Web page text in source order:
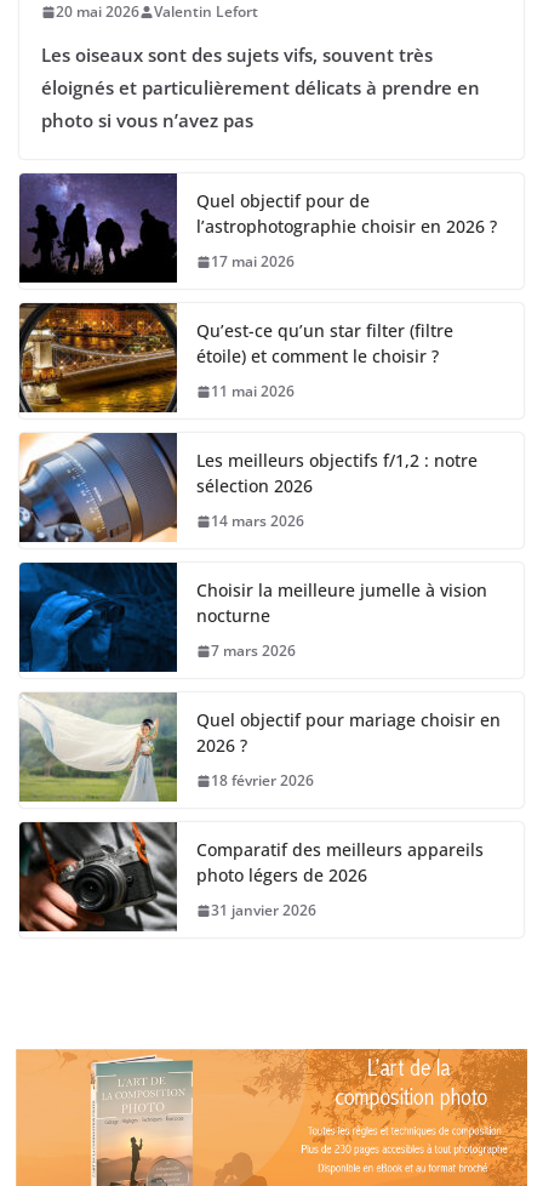
20 mai 2026 Valentin Lefort
Les oiseaux sont des sujets vifs, souvent très
éloignés et particulièrement délicats à prendre en
photo si vous n’avez pas
Quel objectif pour de
l’astrophotographie choisir en 2026 ?
17 mai 2026
Qu’est-ce qu’un star filter (filtre
étoile) et comment le choisir ?
11 mai 2026
Les meilleurs objectifs f/1,2 : notre
sélection 2026
14 mars 2026
Choisir la meilleure jumelle à vision
nocturne
7 mars 2026
Quel objectif pour mariage choisir en
2026 ?
18 février 2026
Comparatif des meilleurs appareils
photo légers de 2026
31 janvier 2026